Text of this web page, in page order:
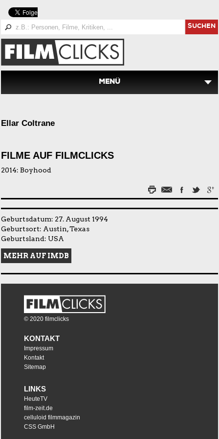
SUCHEN
MENÜ
Ellar Coltrane
FILME AUF FILMCLICKS
2014: Boyhood
Geburtsdatum: 27. August 1994
Geburtsort: Austin, Texas
Geburtsland: USA
MEHR AUF IMDB
© 2020 filmclicks
KONTAKT
Impressum
Kontakt
Sitemap
LINKS
HeuteTV
film-zeit.de
celluloid filmmagazin
CSS GmbH